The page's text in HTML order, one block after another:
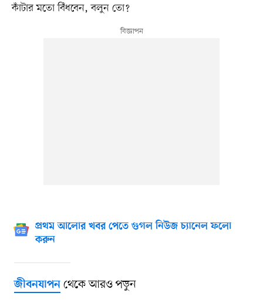
কাঁটার মতো বিঁধবেন, বলুন তো?
প্রথম আলোর খবর পেতে গুগল নিউজ চ্যানেল ফলো
করুন
জীবনযাপনথেকে আরও পড়ুন